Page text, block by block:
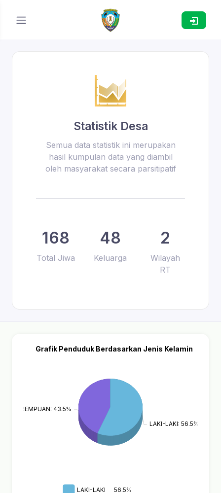
Statistik Desa
Semua data statistik ini merupakan
hasil kumpulan data yang diambil
oleh masyarakat secara parsitipatif
168
Total Jiwa
48
Keluarga
2
Wilayah
RT
Grafik Penduduk Berdasarkan Jenis Kelamin
LAKI-LAKI: 56.5%
PEREMPUAN: 43.5%
LAKI-LAKI 56.5%